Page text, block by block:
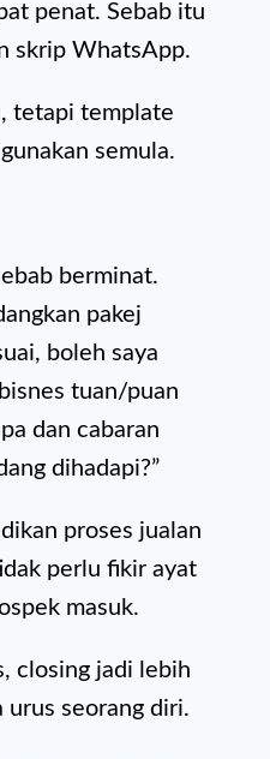
penat. Sebab itu
skrip WhatsApp.
tetapi template
semula.
berminat.
pakej
boleh saya
tuan/puan
dan cabaran
dihadapi?”
proses jualan
perlu fikir ayat
masuk.
closing jadi lebih
urus seorang diri.